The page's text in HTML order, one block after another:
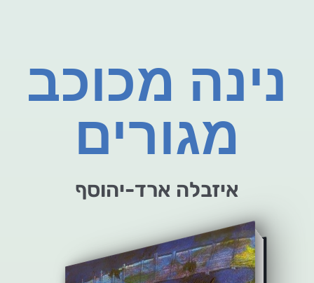
נינה מכוכב
מגורים
איזבלה ארד-יהוסף